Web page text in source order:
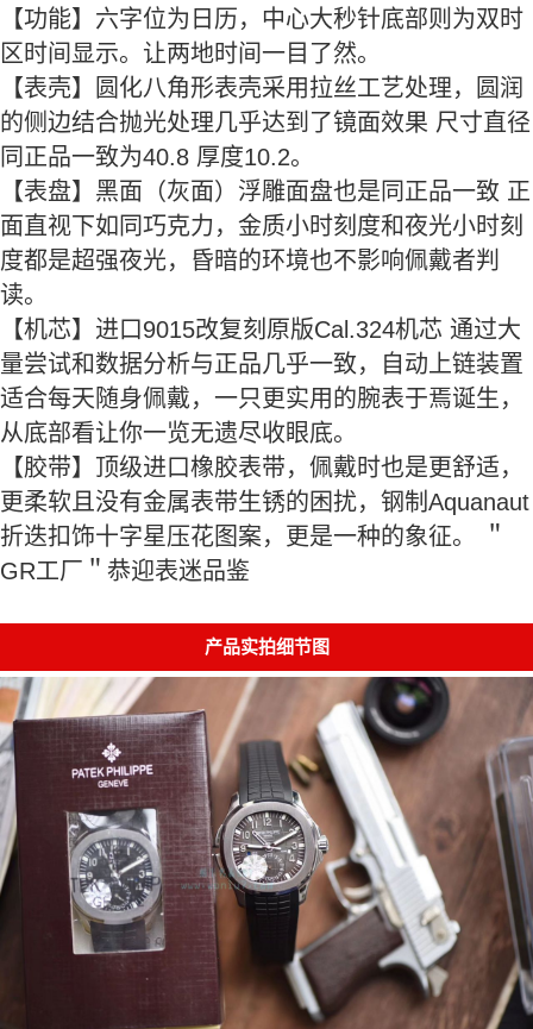
【功能】六字位为日历，中心大秒针底部则为双时
区时间显示。让两地时间一目了然。
【表壳】圆化八角形表壳采用拉丝工艺处理，圆润
的侧边结合抛光处理几乎达到了镜面效果 尺寸直径
同正品一致为40.8 厚度10.2。
【表盘】黑面（灰面）浮雕面盘也是同正品一致 正
面直视下如同巧克力，金质小时刻度和夜光小时刻
度都是超强夜光，昏暗的环境也不影响佩戴者判
读。
【机芯】进口9015改复刻原版Cal.324机芯 通过大
量尝试和数据分析与正品几乎一致，自动上链装置
适合每天随身佩戴，一只更实用的腕表于焉诞生，
从底部看让你一览无遗尽收眼底。
【胶带】顶级进口橡胶表带，佩戴时也是更舒适，
更柔软且没有金属表带生锈的困扰，钢制Aquanaut
折迭扣饰十字星压花图案，更是一种的象征。 ＂
GR工厂＂恭迎表迷品鉴
产品实拍细节图